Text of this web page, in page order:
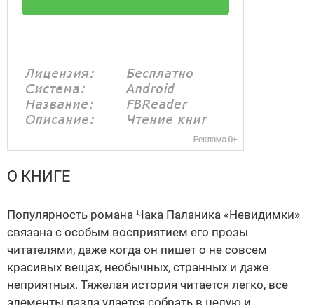
О КНИГЕ
Популярность романа Чака Паланика «Невидимки»
связана с особым восприятием его прозы
читателями, даже когда он пишет о не совсем
красивых вещах, необычных, странных и даже
неприятных. Тяжелая история читается легко, все